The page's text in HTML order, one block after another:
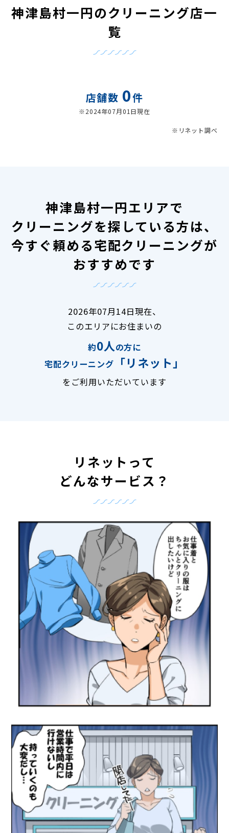
神津島村一円のクリーニング店一
覧
店舗数 0件
※2024年07月01日現在
※リネット調べ
神津島村一円エリアで
クリーニングを探している方は、
今すぐ頼める宅配クリーニングが
おすすめです
2026年07月14日現在、
このエリアにお住まいの
約0人の方に
宅配クリーニング
「リネット」
をご利用いただいています
リネットって
どんなサービス？